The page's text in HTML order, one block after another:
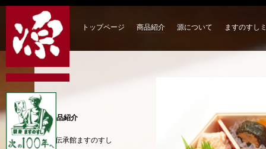
トップページ 商品紹介 源について ますのすし
商品紹介
● 伝承館ますのすし